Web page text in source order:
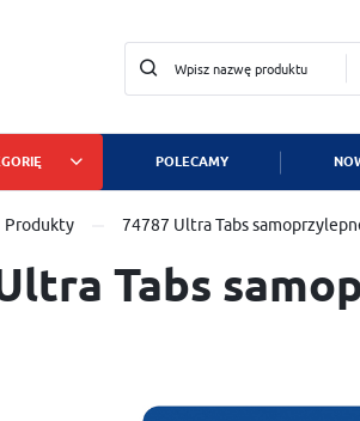
POLECAMY
Produkty 74787 Ultra Tabs
Tabs